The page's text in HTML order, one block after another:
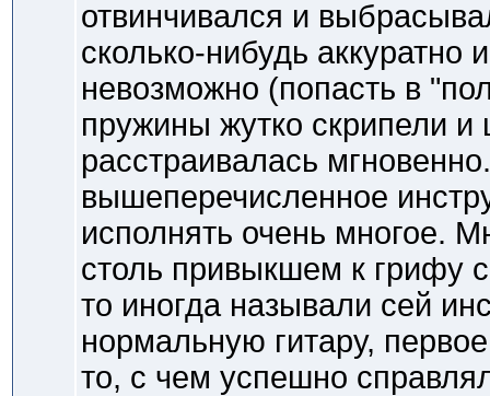
отвинчивался и
сколько-нибудь аккуратно
невозможно (попасть в
пружины жутко скрипели и
расстраивалась
вышеперечисленное
исполнять очень многое.
столь привыкшем к грифу
то иногда называли сей
нормальную гитару,
то, с чем успешно